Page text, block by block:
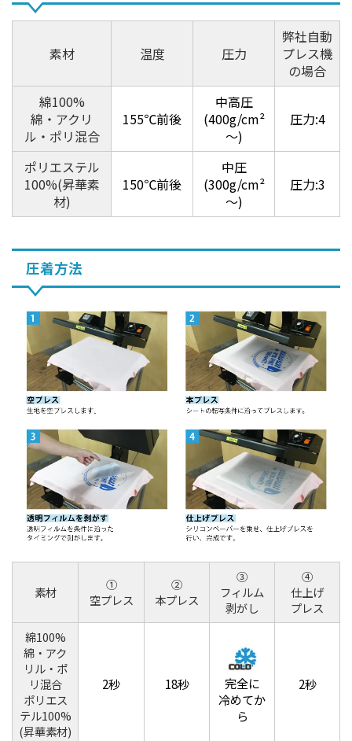
素材 温度 圧力
弊社自動
プレス機
の場合
綿100%
綿・アクリ
ル・ポリ混合
155℃前後
中高圧
(400g/cm²
～)
圧力:4
ポリエステル
100%(昇華素
材)
150℃前後
中圧
(300g/cm²
～)
圧力:3
圧着方法
素材
①
空プレス
②
本プレス
③
フィルム
剥がし
④
仕上げ
プレス
綿100%
綿・アク
リル・ポ
リ混合
ポリエス
テル100%
(昇華素材)
2秒 18秒
完全に
冷めてか
ら
2秒